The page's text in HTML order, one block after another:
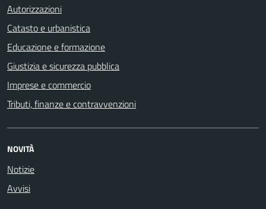
Autorizzazioni
Catasto e urbanistica
Educazione e formazione
Giustizia e sicurezza pubblica
Imprese e commercio
Tributi, finanze e contravvenzioni
NOVITÀ
Notizie
Avvisi